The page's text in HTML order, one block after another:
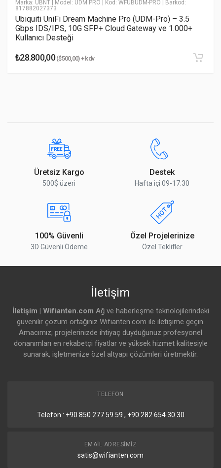
AC Giriş Sayısı 2
AC Giriş Aralığı
Frekans (Hz) 50/60
Ethernet
Detaylar
Bağlantı Portları
Detaylar
Seri Konsol Bağlantısı RJ45
USB portu 1 Adet
USB Güç Çıkışı(A) 0.9
Marka: UBNT | Model: UDM PRO | Kod: WFUBUDM-PRO
| Barkod:
817882027373
Ubiquiti UniFi Dream Machine Pro (UDM-Pro) – 3.5
Gbps IDS/IPS, 10G SFP+ Cloud Gateway ve 1.000+
Kullanıcı Desteği
₺28.800,00($500,00) + kdv
Üretsiz Kargo
500$ üzeri
Destek
Hafta içi 09-17:30
100% Güvenli
3D Güvenli Ödeme
Özel Projelerinize
Özel Teklifler
İletişim
İletişim | Wifianten.com Ağ ve haberleşme teknolojilerindeki
güvenilir çözüm ortağınız Wifianten.com ile iletişime geçin.
Amacımız; projelerinizde ihtiyaç duyduğunuz profesyonel
donanımları en rekabetçi fiyatlar ve yüksek hizmet kalitesiyle
sunarak, işletmenize özel altyapı çözümleri üretmektir.
TELEFON
Telefon : +90.850 277 59 59 , +90.282 654 30 30
EMAIL ADRESIMIZ
satis@wifianten.com